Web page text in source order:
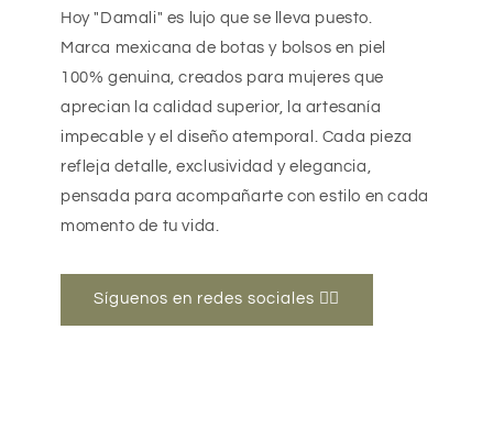
Hoy "Damali" es lujo que se lleva puesto.
Marca mexicana de botas y bolsos en piel
100% genuina, creados para mujeres que
aprecian la calidad superior, la artesanía
impecable y el diseño atemporal. Cada pieza
refleja detalle, exclusividad y elegancia,
pensada para acompañarte con estilo en cada
momento de tu vida.
Síguenos en redes sociales 👉🏻